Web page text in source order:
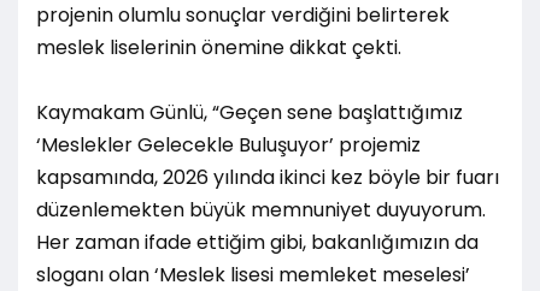
projenin olumlu sonuçlar verdiğini belirterek
meslek liselerinin önemine dikkat çekti.
Kaymakam Günlü, “Geçen sene başlattığımız
‘Meslekler Gelecekle Buluşuyor’ projemiz
kapsamında, 2026 yılında ikinci kez böyle bir fuarı
düzenlemekten büyük memnuniyet duyuyorum.
Her zaman ifade ettiğim gibi, bakanlığımızın da
sloganı olan ‘Meslek lisesi memleket meselesi’